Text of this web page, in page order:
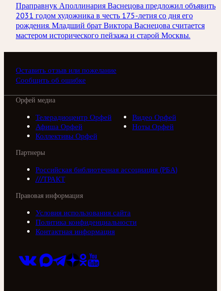
Праправнук Аполлинария Васнецова предложил объявить
2031 годом художника в честь 175-летия со дня его
рождения. Младший брат Виктора Васнецова считается
мастером исторического пейзажа и старой Москвы.
Оставить отзыв или пожелание
Сообщить об ошибке
Орфей медиа
Телерадиоцентр Орфей
Видео Орфей
Афиша Орфей
Ноты Орфей
Коллективы Орфей
Партнеры
Российская библиотечная ассоциация (РБА)
///ТРАКТ
Правовая информация
Условия использования сайта
Политика конфиденциальности
Контактная информация